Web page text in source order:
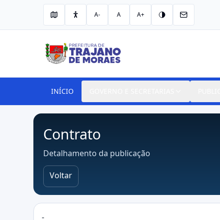
A- A A+
INÍCIO
Contrato
Detalhamento da publicação
Voltar
-